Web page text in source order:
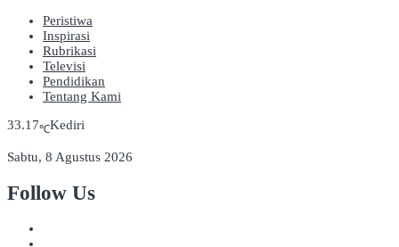
Peristiwa
Inspirasi
Rubrikasi
Televisi
Pendidikan
Tentang Kami
33.17℃Kediri
Sabtu, 8 Agustus 2026
Follow Us